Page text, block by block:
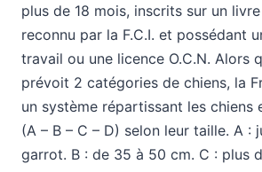
plus de 18 mois, inscrits sur un
reconnu par la F.C.I. et possédant
travail ou une licence O.C.N. Alors
prévoit 2 catégories de chiens, la
un système répartissant les chiens
(A – B – C – D) selon leur taille. A :
garrot. B : de 35 à 50 cm. C : plus